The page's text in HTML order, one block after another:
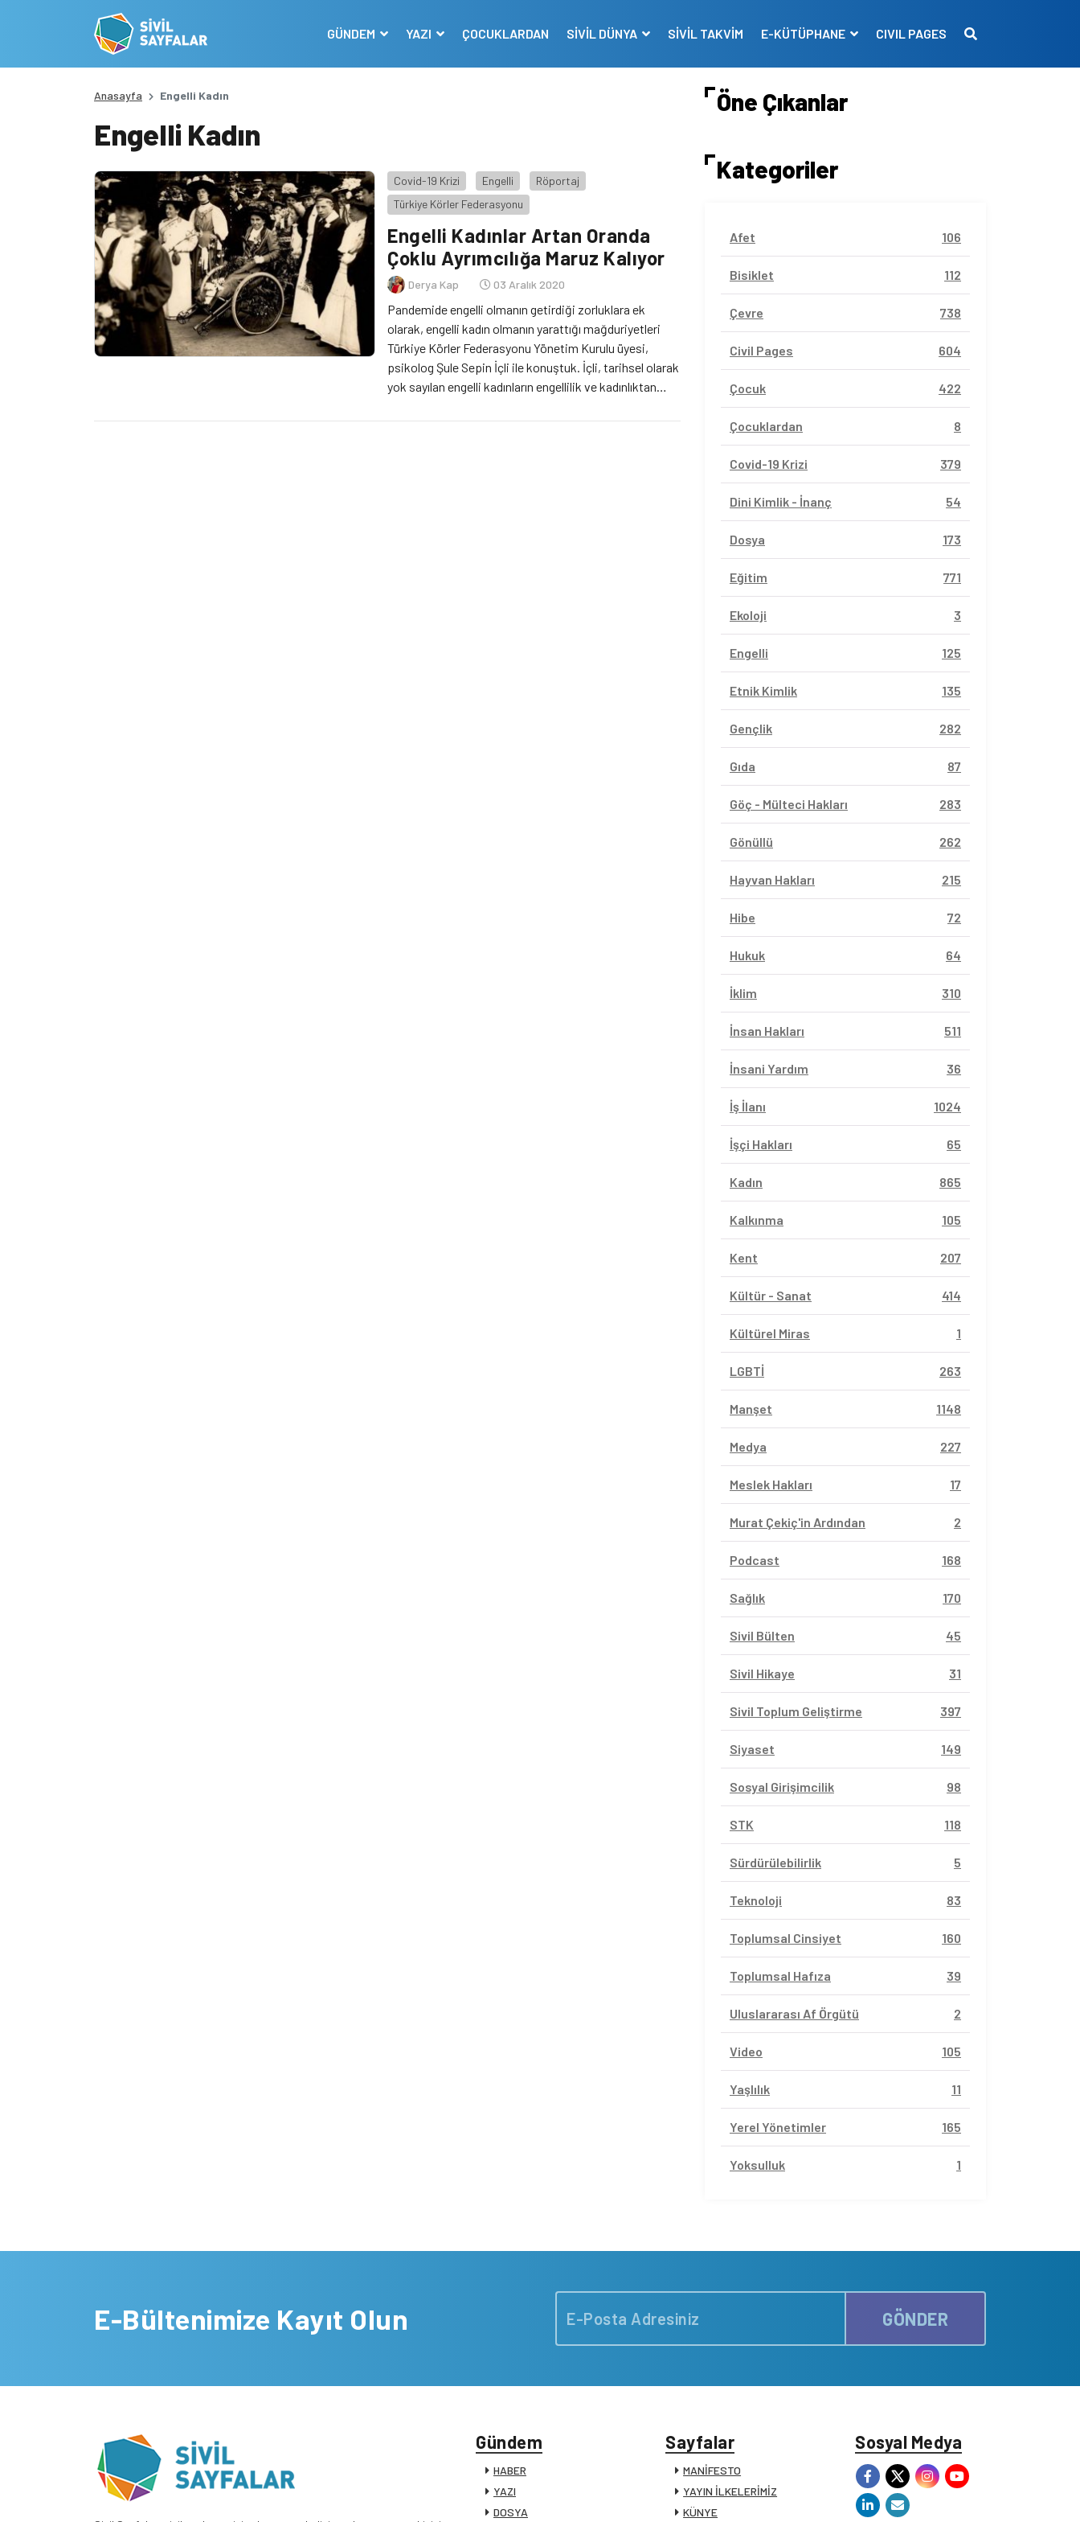
GÜNDEM YAZI ÇOCUKLARDAN SİVİL DÜNYA SİVİL TAKVİM E-KÜTÜPHANE CIVIL PAGES
Anasayfa Engelli Kadın
Engelli Kadın
Covid-19 Krizi Engelli
Röportaj
Türkiye Körler Federasyonu
Engelli Kadınlar Artan Oranda
Çoklu Ayrımcılığa Maruz Kalıyor
Derya Kap 03 Aralık 2020
Pandemide engelli olmanın getirdiği zorluklara ek
olarak, engelli kadın olmanın yarattığı mağduriyetleri
Türkiye Körler Federasyonu Yönetim Kurulu üyesi,
psikolog Şule Sepin İçli ile konuştuk. İçli, tarihsel olarak
yok sayılan engelli kadınların engellilik ve kadınlıktan
pandemide diğer kadınlara ve engelli erkeklere kıyasla
Öne Çıkanlar
Kategoriler
Afet 106
Bisiklet 112
Çevre 738
Civil Pages 604
Çocuk 422
Çocuklardan 8
Covid-19 Krizi 379
Dini Kimlik - İnanç 54
Dosya 173
Eğitim 771
Ekoloji 3
Engelli 125
Etnik Kimlik 135
Gençlik 282
Gıda 87
Göç - Mülteci Hakları 283
Gönüllü 262
Hayvan Hakları 215
Hibe 72
Hukuk 64
İklim 310
İnsan Hakları 511
İnsani Yardım 36
İş İlanı 1024
İşçi Hakları 65
Kadın 865
Kalkınma 105
Kent 207
Kültür - Sanat 414
Kültürel Miras 1
LGBTİ 263
Manşet 1148
Medya 227
Meslek Hakları 17
Murat Çekiç'in Ardından 2
Podcast 168
Sağlık 170
Sivil Bülten 45
Sivil Hikaye 31
Sivil Toplum Geliştirme 397
Siyaset 149
Sosyal Girişimcilik 98
STK 118
Sürdürülebilirlik 5
Teknoloji 83
Toplumsal Cinsiyet 160
Toplumsal Hafıza 39
Uluslararası Af Örgütü 2
Video 105
Yaşlılık 11
Yerel Yönetimler 165
Yoksulluk 1
E-Bültenimize Kayıt Olun GÖNDER
Gündem
HABER
YAZI
DOSYA
Sayfalar
MANİFESTO
YAYIN İLKELERİMİZ
KÜNYE
Sosyal Medya